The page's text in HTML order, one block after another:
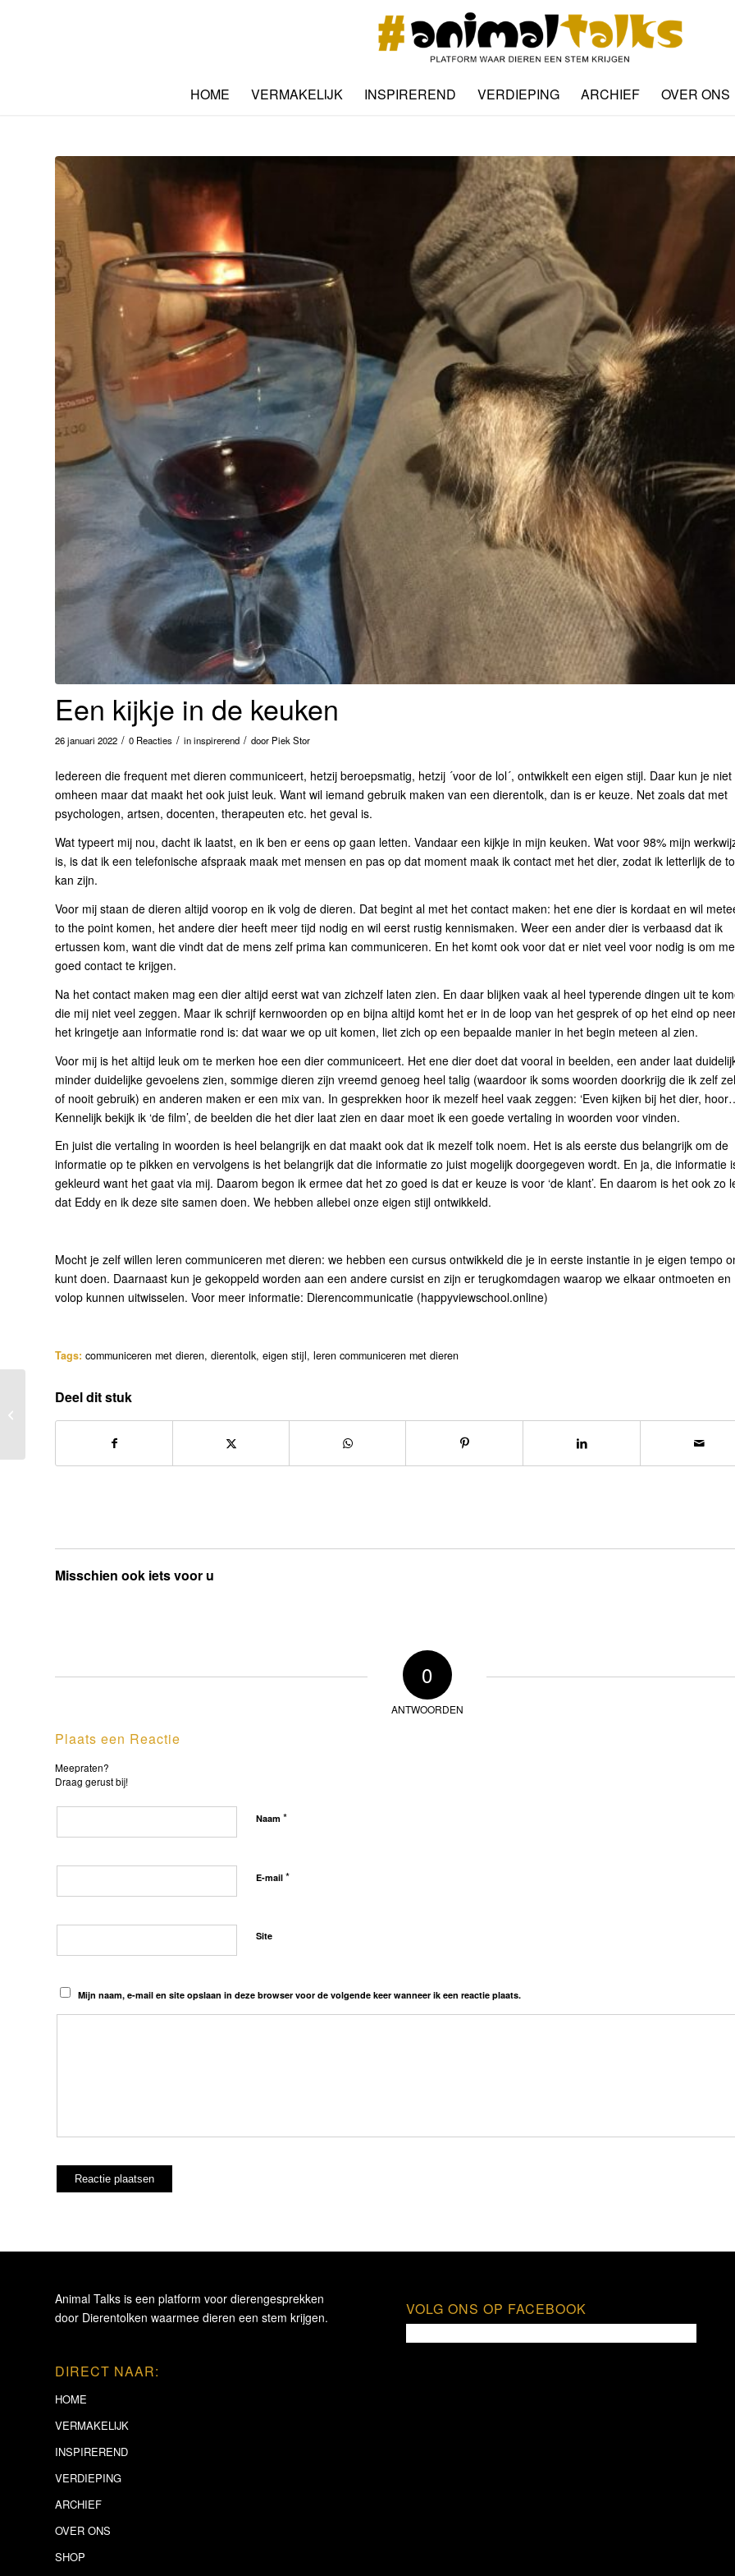
HOME VERMAKELIJK INSPIREREND VERDIEPING ARCHIEF OVER ONS
Een kijkje in de keuken
26 januari 2022 / 0 Reacties / ininspirerend / door Piek Stor
Iedereen die frequent met dieren communiceert, hetzij beroepsmatig, hetzij ´voor de lol´, ontwikkelt een eigen stijl. Daar kun je niet
omheen maar dat maakt het ook juist leuk. Want wil iemand gebruik maken van een dierentolk, dan is er keuze. Net zoals dat met
psychologen, artsen, docenten, therapeuten etc. het geval is.
Wat typeert mij nou, dacht ik laatst, en ik ben er eens op gaan letten. Vandaar een kijkje in mijn keuken. Wat voor 98% mijn
is, is dat ik een telefonische afspraak maak met mensen en pas op dat moment maak ik contact met het dier, zodat ik letterlijk de
kan zijn.
Voor mij staan de dieren altijd voorop en ik volg de dieren. Dat begint al met het contact maken: het ene dier is kordaat en wil
to the point komen, het andere dier heeft meer tijd nodig en wil eerst rustig kennismaken. Weer een ander dier is verbaasd dat ik
ertussen kom, want die vindt dat de mens zelf prima kan communiceren. En het komt ook voor dat er niet veel voor nodig is om
goed contact te krijgen.
Na het contact maken mag een dier altijd eerst wat van zichzelf laten zien. En daar blijken vaak al heel typerende dingen uit te
die mij niet veel zeggen. Maar ik schrijf kernwoorden op en bijna altijd komt het er in de loop van het gesprek of op het eind op
het kringetje aan informatie rond is: dat waar we op uit komen, liet zich op een bepaalde manier in het begin meteen al zien.
Voor mij is het altijd leuk om te merken hoe een dier communiceert. Het ene dier doet dat vooral in beelden, een ander laat
minder duidelijke gevoelens zien, sommige dieren zijn vreemd genoeg heel talig (waardoor ik soms woorden doorkrijg die ik zelf
of nooit gebruik) en anderen maken er een mix van. In gesprekken hoor ik mezelf heel vaak zeggen: ‘Even kijken bij het dier,
Kennelijk bekijk ik ‘de film’, de beelden die het dier laat zien en daar moet ik een goede vertaling in woorden voor vinden.
En juist die vertaling in woorden is heel belangrijk en dat maakt ook dat ik mezelf tolk noem. Het is als eerste dus belangrijk om de
informatie op te pikken en vervolgens is het belangrijk dat die informatie zo juist mogelijk doorgegeven wordt. En ja, die informatie
gekleurd want het gaat via mij. Daarom begon ik ermee dat het zo goed is dat er keuze is voor ‘de klant’. En daarom is het ook zo
dat Eddy en ik deze site samen doen. We hebben allebei onze eigen stijl ontwikkeld.
Mocht je zelf willen leren communiceren met dieren: we hebben een cursus ontwikkeld die je in eerste instantie in je eigen tempo
kunt doen. Daarnaast kun je gekoppeld worden aan een andere cursist en zijn er terugkomdagen waarop we elkaar ontmoeten en
volop kunnen uitwisselen. Voor meer informatie: Dierencommunicatie (happyviewschool.online)
Tags: communiceren met dieren, dierentolk, eigen stijl, leren communiceren met dieren
Deel dit stuk
Misschien ook iets voor u
0
ANTWOORDEN
Plaats een Reactie
Meepraten?
Draag gerust bij!
Naam *
E-mail *
Site
Mijn naam, e-mail en site opslaan in deze browser voor de volgende keer wanneer ik een reactie plaats.
Animal Talks is een platform voor dierengesprekken
door Dierentolken waarmee dieren een stem krijgen.
DIRECT NAAR:
HOME
VERMAKELIJK
INSPIREREND
VERDIEPING
ARCHIEF
OVER ONS
SHOP
VOLG ONS OP FACEBOOK